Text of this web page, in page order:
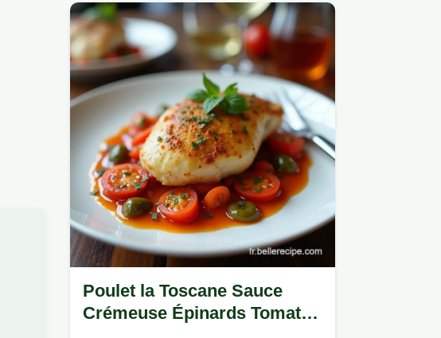
Poulet la Toscane Sauce
Crémeuse Épinards Tomates